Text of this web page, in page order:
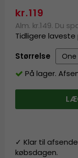
kr.119
Alm. kr.149. Du
Tidligere laveste
Størrelse
På lager.
✓ Klar til
købsdagen.